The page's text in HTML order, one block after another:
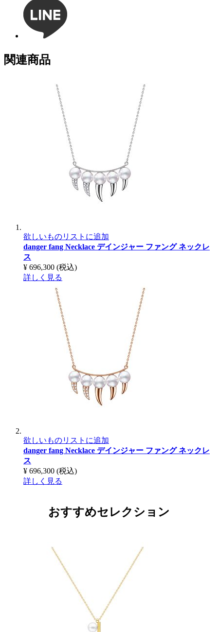
関連商品
欲しいものリストに追加
danger fang Necklace デインジャー ファング ネックレ
ス
¥ 696,300 (税込)
詳しく見る
欲しいものリストに追加
danger fang Necklace デインジャー ファング ネックレ
ス
¥ 696,300 (税込)
詳しく見る
おすすめセレクション